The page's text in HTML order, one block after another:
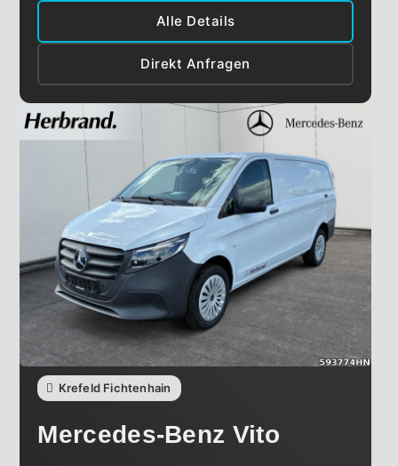
Alle Details
Direkt Anfragen
Krefeld Fichtenhain
Mercedes-Benz Vito